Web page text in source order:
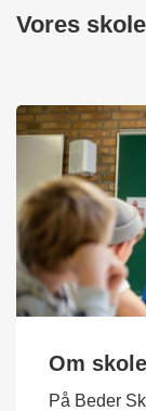
Vores skole
Om
På Beder